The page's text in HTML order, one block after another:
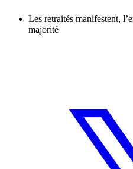
Les retraités manifestent,
majorité